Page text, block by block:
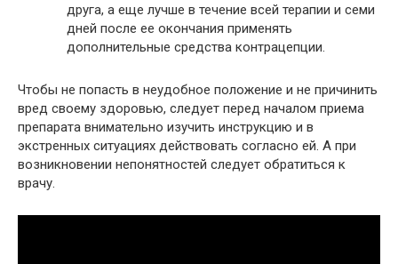
друга, а еще лучше в течение всей терапии и семи
дней после ее окончания применять
дополнительные средства контрацепции.
Чтобы не попасть в неудобное положение и не причинить
вред своему здоровью, следует перед началом приема
препарата внимательно изучить инструкцию и в
экстренных ситуациях действовать согласно ей. А при
возникновении непонятностей следует обратиться к
врачу.